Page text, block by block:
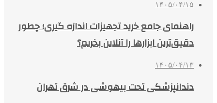
۱۴۰۵/۰۴/۱۵
راهنمای جامع خرید تجهیزات اندازه گیری؛ چطور
دقیق‌ترین ابزارها را آنلاین بخریم؟
۱۴۰۵/۰۴/۱۳
دندانپزشکی تحت بیهوشی در شرق تهران